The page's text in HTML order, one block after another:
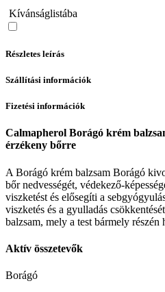
Kívánságlistába
Részletes leírás
Szállítási információk
Fizetési információk
Calmapherol Borágó krém
érzékeny bőrre
A Borágó krém balzsam Borágó
bőr nedvességét, védekező-
viszketést és elősegíti a
viszketés és a gyulladás
balzsam, mely a test bármely részén
Aktív összetevők
Borágó